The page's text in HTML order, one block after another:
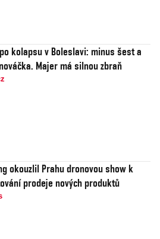
kolapsu v Boleslavi: minus šest a
Majer má silnou zbraň
okouzlil Prahu dronovou show k
prodeje nových produktů